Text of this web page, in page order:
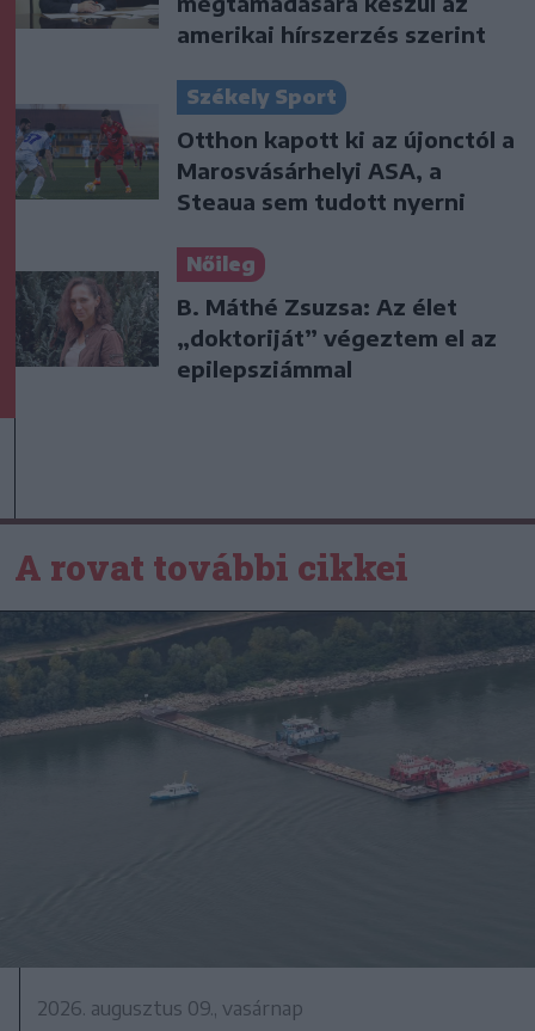
amerikai hírszerzés szerint
Székely Sport
Otthon kapott ki az újonctól a
Marosvásárhelyi ASA, a
Steaua sem tudott nyerni
Nőileg
B. Máthé Zsuzsa: Az élet
„doktoriját” végeztem el az
epilepsziámmal
A rovat további cikkei
2026. augusztus 09., vasárnap